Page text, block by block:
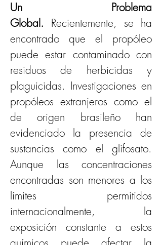
Un Problema
Global. Recientemente, se ha
encontrado que el propóleo
puede estar contaminado con
residuos de herbicidas y
plaguicidas. Investigaciones en
propóleos extranjeros como el
de origen brasileño han
evidenciado la presencia de
sustancias como el glifosato.
Aunque las concentraciones
encontradas son menores a los
límites permitidos
internacionalmente, la
exposición constante a estos